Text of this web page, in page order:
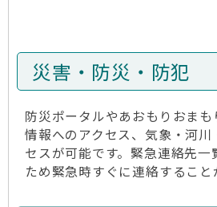
災害・防災・防犯
防災ポータルやあおもりおま
情報へのアクセス、気象・河川
セスが可能です。緊急連絡先一
ため緊急時すぐに連絡すること